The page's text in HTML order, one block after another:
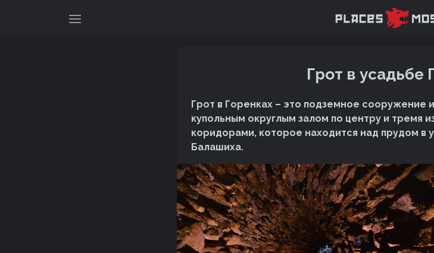
Грот в усадьбе
Грот в Горенках – это подземное сооружение
купольным округлым залом по центру и тремя
коридорами, которое находится над прудом в
Балашиха.